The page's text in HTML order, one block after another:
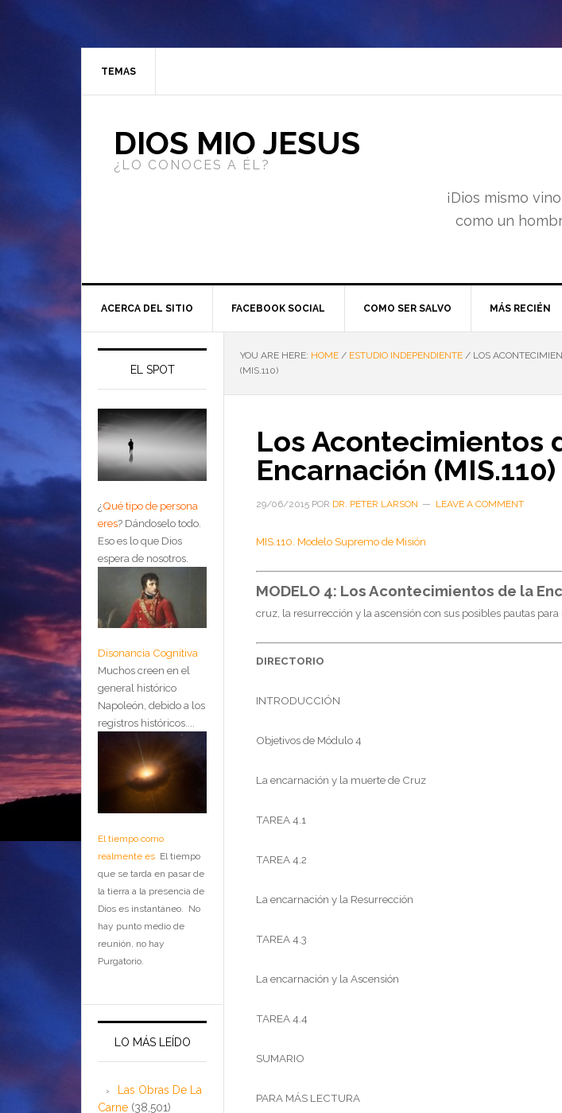
TEMAS
DIOS MIO JESUS
¿LO CONOCES A ÉL?
¡Dios mismo
como un
ACERCA DEL SITIO FACEBOOK SOCIAL COMO SER SALVO MÁS RECIÉN
YOU ARE HERE: HOME / ESTUDIO INDEPENDIENTE / LOS
(MIS.110)
Los Acontecimientos
Encarnación (MIS.110)
29/06/2015 POR DR. PETER LARSON LEAVE A COMMENT
MIS.110. Modelo Supremo de Misión
MODELO 4: Los Acontecimientos de la
cruz, la resurrección y la ascensión con sus posibles pautas para
DIRECTORIO
INTRODUCCIÓN
Objetivos de Módulo 4
La encarnación y la muerte de Cruz
TAREA 4.1
TAREA 4.2
La encarnación y la Resurrección
TAREA 4.3
La encarnación y la Ascensión
TAREA 4.4
SUMARIO
PARA MÁS LECTURA
EL SPOT
¿Qué tipo de persona
eres? Dándoselo todo.
Eso es lo que Dios
espera de nosotros.
Disonancia Cognitiva
Muchos creen en el
general histórico
Napoleón, debido a los
registros históricos....
El tiempo como
realmente es El tiempo
que se tarda en pasar de
la tierra a la presencia de
Dios es instantáneo. No
hay punto medio de
reunión, no hay
Purgatorio.
LO MÁS LEÍDO
Las Obras De La
Carne (38,501)